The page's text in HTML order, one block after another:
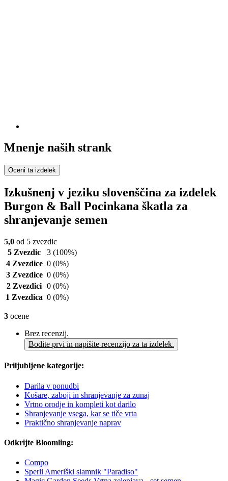
Mnenje naših strank
Oceni ta izdelek
Izkušnenj v jeziku slovenščina za izdelek
Burgon & Ball Pocinkana škatla za
shranjevanje semen
5,0 od 5 zvezdic
5 Zvezdic
3 (100%)
4 Zvezdice 0 (0%)
3 Zvezdice 0 (0%)
2 Zvezdici 0 (0%)
1 Zvezdica 0 (0%)
3 ocene
Brez recenzij.
Bodite prvi in napišite recenzijo za ta izdelek.
Priljubljene kategorije:
Darila v ponudbi
Košare, zaboji in shranjevanje za zunaj
Vrtno orodje in kompleti kot darilo
Shranjevanje vsega, kar se tiče vrta
Praktično shranjevanje naprav
Odkrijte Bloomling:
Compo
Sperli Ameriški slamnik "Paradiso"